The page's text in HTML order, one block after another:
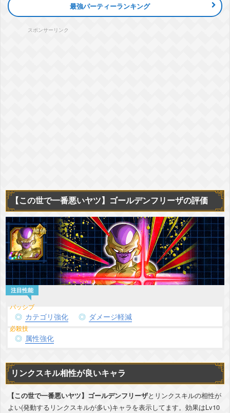
最強パーティーランキング
スポンサーリンク
【この世で一番悪いヤツ】ゴールデンフリーザの評価
カテゴリ強化 ダメージ軽減
属性強化
リンクスキル相性が良いキャラ
【この世で一番悪いヤツ】ゴールデンフリーザとリンクスキルの相性が
よい(発動するリンクスキルが多い)キャラを表示してます。効果はLv10